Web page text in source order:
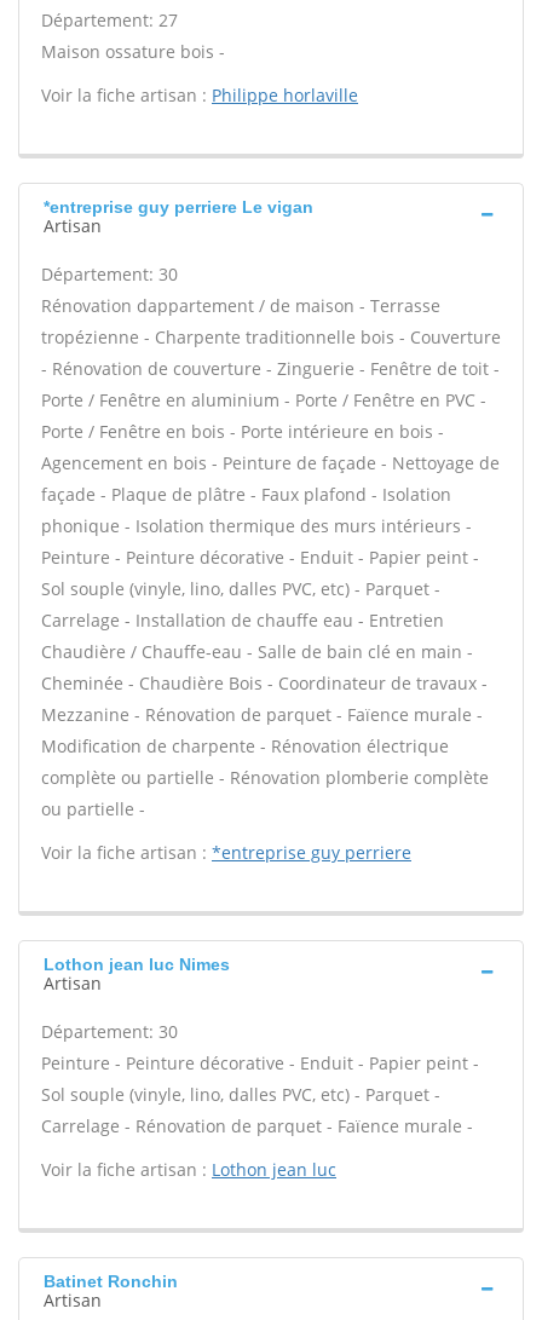
Département: 27
Maison ossature bois -
Voir la fiche artisan : Philippe horlaville
*entreprise guy perriere Le vigan
Artisan
Département: 30
Rénovation dappartement / de maison - Terrasse
tropézienne - Charpente traditionnelle bois - Couverture
- Rénovation de couverture - Zinguerie - Fenêtre de toit -
Porte / Fenêtre en aluminium - Porte / Fenêtre en PVC -
Porte / Fenêtre en bois - Porte intérieure en bois -
Agencement en bois - Peinture de façade - Nettoyage de
façade - Plaque de plâtre - Faux plafond - Isolation
phonique - Isolation thermique des murs intérieurs -
Peinture - Peinture décorative - Enduit - Papier peint -
Sol souple (vinyle, lino, dalles PVC, etc) - Parquet -
Carrelage - Installation de chauffe eau - Entretien
Chaudière / Chauffe-eau - Salle de bain clé en main -
Cheminée - Chaudière Bois - Coordinateur de travaux -
Mezzanine - Rénovation de parquet - Faïence murale -
Modification de charpente - Rénovation électrique
complète ou partielle - Rénovation plomberie complète
ou partielle -
Voir la fiche artisan : *entreprise guy perriere
Lothon jean luc Nimes
Artisan
Département: 30
Peinture - Peinture décorative - Enduit - Papier peint -
Sol souple (vinyle, lino, dalles PVC, etc) - Parquet -
Carrelage - Rénovation de parquet - Faïence murale -
Voir la fiche artisan : Lothon jean luc
Batinet Ronchin
Artisan